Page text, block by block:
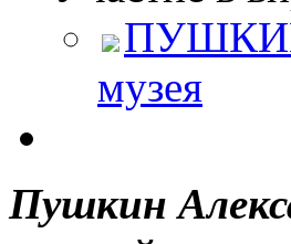
ПУШКИН,
музея
Пушкин